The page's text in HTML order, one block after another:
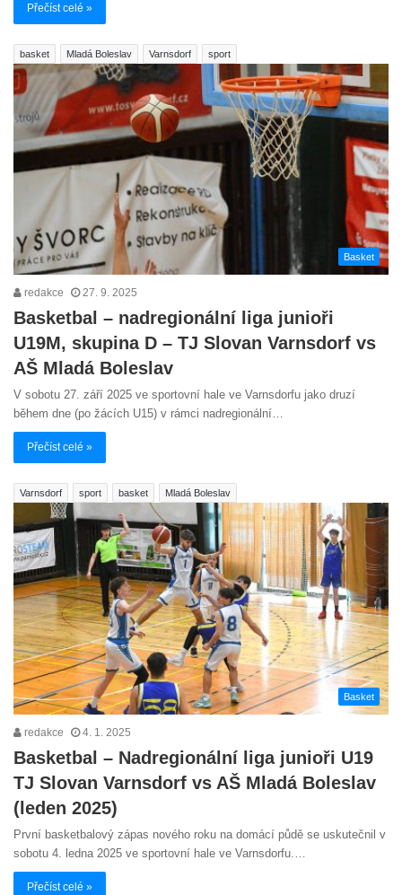
Přečíst celé »
basket Mladá Boleslav Varnsdorf sport
Basket
redakce 27. 9. 2025
Basketbal – nadregionální liga junioři
U19M, skupina D – TJ Slovan Varnsdorf vs
AŠ Mladá Boleslav
V sobotu 27. září 2025 ve sportovní hale ve Varnsdorfu jako druzí
během dne (po žácích U15) v rámci nadregionální…
Přečíst celé »
Varnsdorf sport basket Mladá Boleslav
Basket
redakce 4. 1. 2025
Basketbal – Nadregionální liga junioři U19
TJ Slovan Varnsdorf vs AŠ Mladá Boleslav
(leden 2025)
První basketbalový zápas nového roku na domácí půdě se uskutečnil v
sobotu 4. ledna 2025 ve sportovní hale ve Varnsdorfu.…
Přečíst celé »